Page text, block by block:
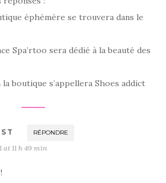
éphémère se trouvera dans le
Spa’rtoo sera dédié à la beauté des
boutique s’appellera Shoes addict
RÉPONDRE
at 11 h 49 min